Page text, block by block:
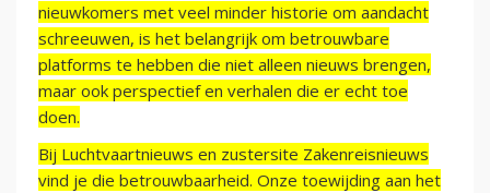
nieuwkomers met veel minder historie om aandacht
schreeuwen, is het belangrijk om betrouwbare
platforms te hebben die niet alleen nieuws brengen,
maar ook perspectief en verhalen die er echt toe
doen.
Bij Luchtvaartnieuws en zustersite Zakenreisnieuws
vind je die betrouwbaarheid. Onze toewijding aan het